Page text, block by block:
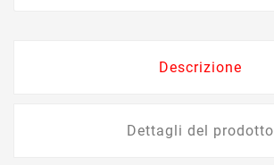
Descrizione
Dettagli del prodotto